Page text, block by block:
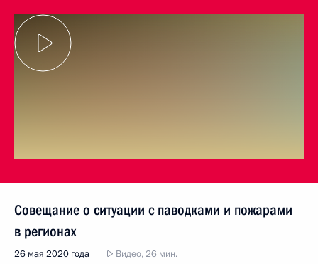
Совещание о ситуации с паводками и пожарами
в регионах
26 мая 2020 года Видео, 26 мин.